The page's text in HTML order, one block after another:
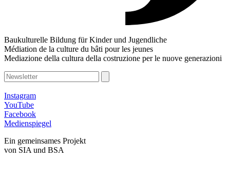
Baukulturelle Bildung für Kinder und Jugendliche
Médiation de la culture du bâti pour les jeunes
Mediazione della cultura della costruzione per le nuove generazioni
Instagram
YouTube
Facebook
Medienspiegel
Ein gemeinsames Projekt
von SIA und BSA